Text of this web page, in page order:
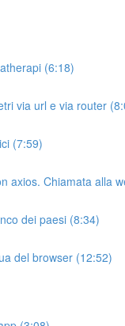
(6:18)
via url e via router
(7:59)
axios. Chiamata alla
dei paesi (8:34)
del browser (12:52)